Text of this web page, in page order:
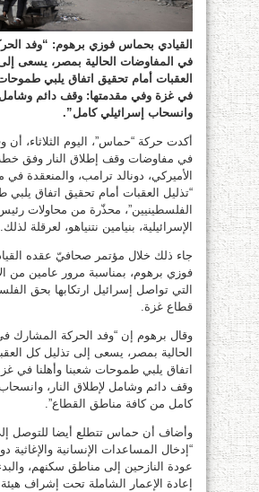
القيادي بحماس فوزي برهوم: “وفد
في المفاوضات الحالية بمصر، يسعى
العقبات أمام تحقيق اتفاق يلبي طموحات
في غزة وفي مقدمتها: وقف دائم وشامل
وانسحاب إسرائيلي كامل”.
أكدت حركة “حماس”، اليوم الثلاثاء، أن
في مفاوضات وقف إطلاق النار وفق
الأميركي، دونالد ترامب، والمنعقدة
“تذليل العقبات أمام تحقيق اتفاق
الفلسطينيين”، محذّرة من محاولات
الإسرائيلية، بنيامين نتنياهو، لعرقلة لذلك.
جاء ذلك خلال مؤتمر صحافيّ عقده
فوزي برهوم، بمناسبة مرور عامين من
التي تواصل إسرائيل ارتكابها بحق
قطاع غزة.
وقال برهوم إن “وفد الحركة المشارك
الحالية بمصر، يسعى إلى تذليل كل
اتفاق يلبي طموحات شعبنا وأهلنا في
وقف دائم وشامل لإطلاق النار،
كامل من كافة مناطق القطاع”.
وأضاف أن حماس تتطلع أيضا للتوصل
“إدخال المساعدات الإنسانية والإغاثية
عودة النازحين إلى مناطق سكنهم،
إعادة الإعمار الشاملة تحت إشراف